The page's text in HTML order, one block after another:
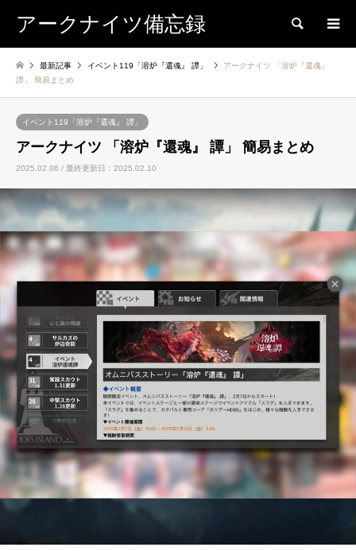
アークナイツ備忘録 検索
最新記事 イベント119「溶炉『還魂』 譚」
アークナイツ 「溶炉『還魂』
譚」 簡易まとめ
イベント119「溶炉『還魂』 譚」
アークナイツ 「溶炉『還魂』 譚」 簡易まとめ
2025.02.06 / 最終更新日：2025.02.10